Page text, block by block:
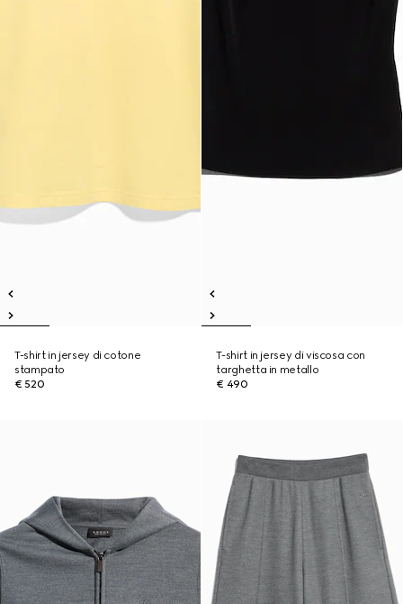
T-shirt in jersey di cotone
stampato
€ 520
T-shirt in jersey di viscosa con
targhetta in metallo
€ 490